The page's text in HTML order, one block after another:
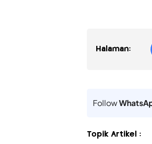
Halaman:
Follow
Topik Artikel :